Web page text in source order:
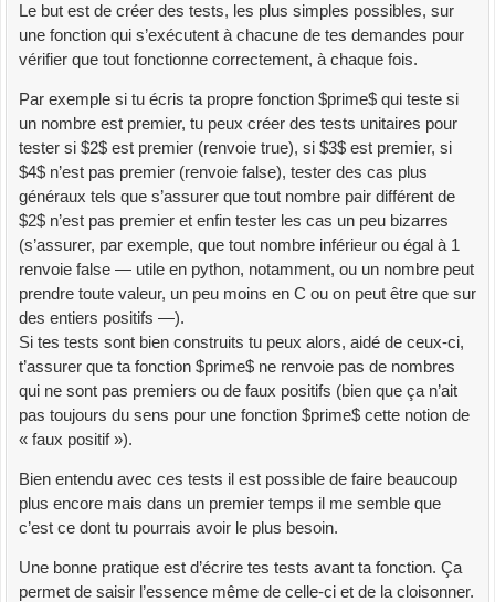
Le but est de créer des tests, les plus simples possibles, sur
une fonction qui s’exécutent à chacune de tes demandes pour
vérifier que tout fonctionne correctement, à chaque fois.
Par exemple si tu écris ta propre fonction $prime$ qui teste si
un nombre est premier, tu peux créer des tests unitaires pour
tester si $2$ est premier (renvoie true), si $3$ est premier, si
$4$ n’est pas premier (renvoie false), tester des cas plus
généraux tels que s’assurer que tout nombre pair différent de
$2$ n’est pas premier et enfin tester les cas un peu bizarres
(s’assurer, par exemple, que tout nombre inférieur ou égal à 1
renvoie false — utile en python, notamment, ou un nombre peut
prendre toute valeur, un peu moins en C ou on peut être que sur
des entiers positifs —).
Si tes tests sont bien construits tu peux alors, aidé de ceux-ci,
t’assurer que ta fonction $prime$ ne renvoie pas de nombres
qui ne sont pas premiers ou de faux positifs (bien que ça n’ait
pas toujours du sens pour une fonction $prime$ cette notion de
« faux positif »).
Bien entendu avec ces tests il est possible de faire beaucoup
plus encore mais dans un premier temps il me semble que
c’est ce dont tu pourrais avoir le plus besoin.
Une bonne pratique est d’écrire tes tests avant ta fonction. Ça
permet de saisir l’essence même de celle-ci et de la cloisonner.